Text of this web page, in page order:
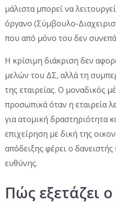
μάλιστα μπορεί να
όργανο (Σύμβουλο-
που από μόνο του δεν
Η κρίσιμη διάκριση δεν
μελών του ΔΣ, αλλά τη
της εταιρείας. Ο μοναδικός
προσωπικά όταν η εταιρεία
για ατομική δραστηριότητα
επιχείρηση με δική της
απόδειξης φέρει ο
ευθύνης.
Πώς εξετάζει